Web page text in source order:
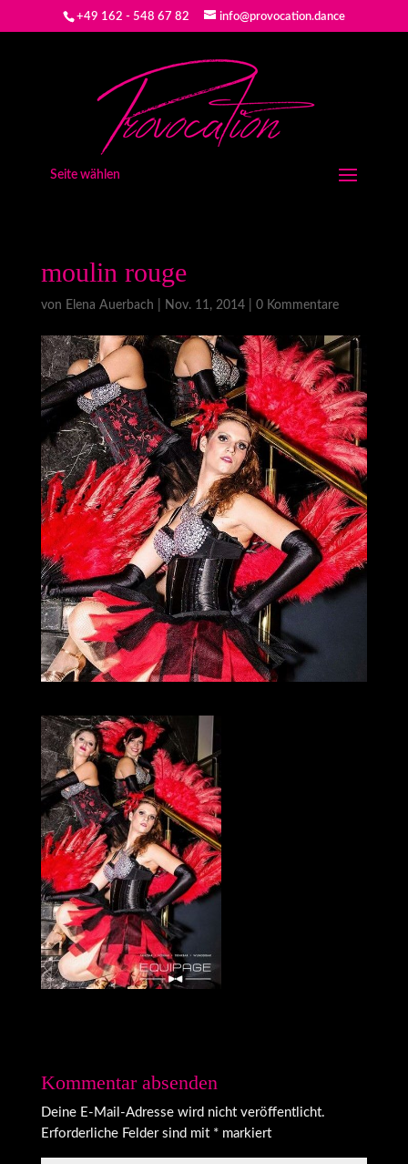
+49 162 - 548 67 82 info@provocation.dance
Seite wählen
moulin rouge
von Elena Auerbach Nov. 11, 2014| 0 Kommentare
Kommentar absenden
Deine E-Mail-Adresse wird nicht veröffentlicht.
Erforderliche Felder sind mit *markiert